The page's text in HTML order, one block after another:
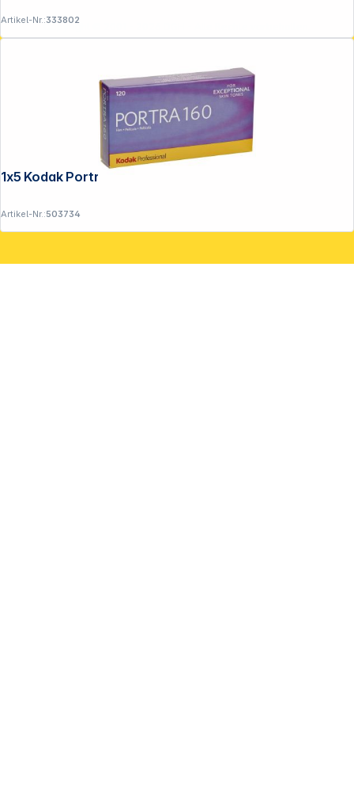
Artikel-Nr.:333802
Artikel-Nr.:503734
Copyright © 2001 - 2026 DGH - Alle Rechte vorbehalten.